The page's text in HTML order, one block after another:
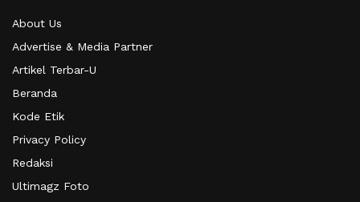
About Us
Advertise & Media Partner
Artikel Terbar-U
Beranda
Kode Etik
Privacy Policy
Redaksi
Ultimagz Foto